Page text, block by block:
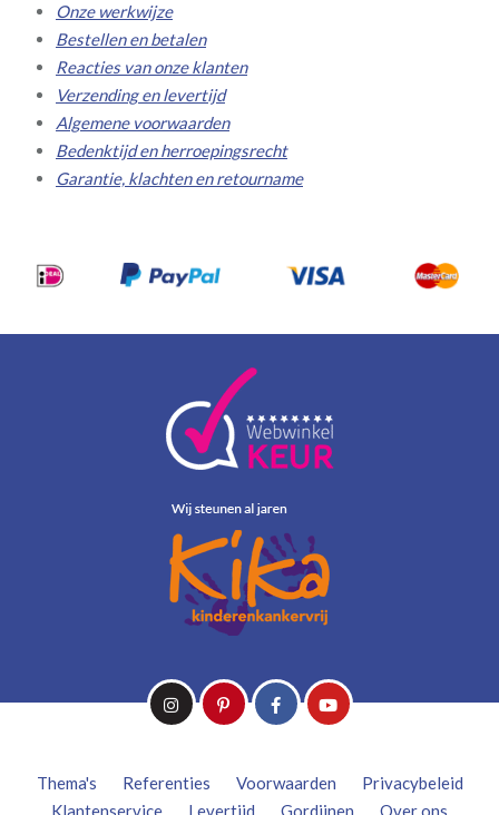
Onze werkwijze
Bestellen en betalen
Reacties van onze klanten
Verzending en levertijd
Algemene voorwaarden
Bedenktijd en herroepingsrecht
Garantie, klachten en retourname
Thema's Referenties Voorwaarden
Privacybeleid
Klantenservice
Levertijd Gordijnen Over ons